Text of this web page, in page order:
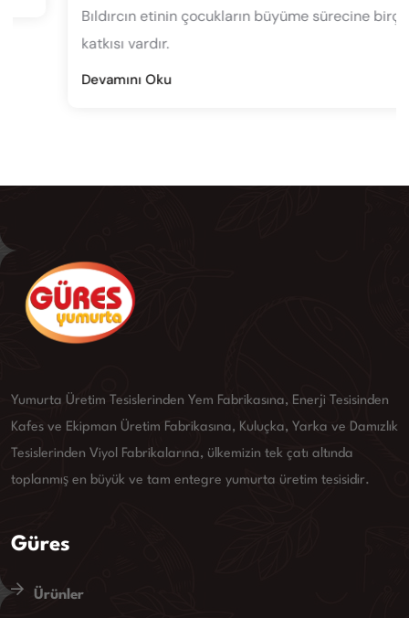
Yumurta Üretim Tesislerinden Yem Fabrikasına, Enerji Tesisinden
Kafes ve Ekipman Üretim Fabrikasına, Kuluçka, Yarka ve Damızlık
Tesislerinden Viyol Fabrikalarına, ülkemizin tek çatı altında
toplanmış en büyük ve tam entegre yumurta üretim tesisidir.
Güres
Ürünler